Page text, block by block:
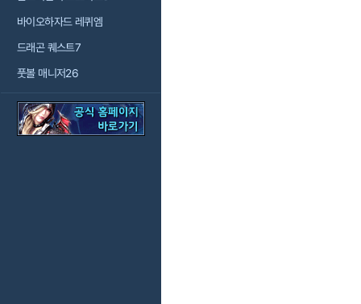
바이오하자드 레퀴엠
드래곤 퀘스트7
풋볼 매니저26